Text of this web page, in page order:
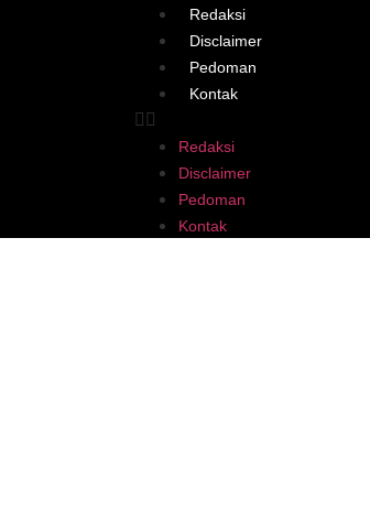
Redaksi
Disclaimer
Pedoman
Kontak
Redaksi
Disclaimer
Pedoman
Kontak